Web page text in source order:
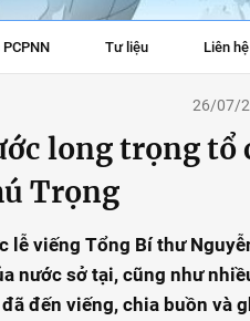
Tư liệu Liên hệ
26/07/
long trọng tổ
Trọng
lễ viếng Tổng Bí thư
nước sở tại, cũng như
đến viếng, chia buồn và